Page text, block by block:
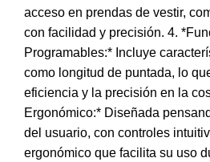
acceso en prendas de vestir,
con facilidad y precisión. 4.
Programables:* Incluye
como longitud de puntada, lo
eficiencia y la precisión en la
Ergonómico:* Diseñada
del usuario, con controles
ergonómico que facilita su uso